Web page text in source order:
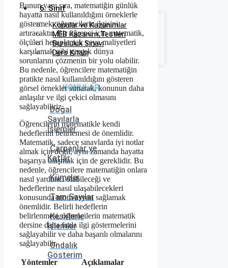
6. Sınıf
Konular ve Kazanımlar
MEB Kazanım Testleri
Bursluluk Sınavı
Ders Kitabı
KONULAR
Doğal
Sayılarla
İşlemler
Çarpanlar ve
Katlar
Kümeler
Tam Sayılar
Kesirlerle
İşlemler
Ondalık
Gösterim
Bunun yanı sıra, matematiğin günlük
hayatta nasıl kullanıldığını örneklerle
göstermek, öğrencilerin ilgisini
artıracaktır. Bir öğrenci için matematik,
ölçüleri hesaplamak veya maliyetleri
karşılamak gibi gerçek dünya
sorunlarını çözmenin bir yolu olabilir.
Bu nedenle, öğrencilere matematiğin
pratikte nasıl kullanıldığını gösteren
görsel örnekler sunarak, konunun daha
anlaşılır ve ilgi çekici olmasını
sağlayabiliriz.
Öğrencilerin matematikle kendi
hedeflerini belirlemesi de önemlidir.
Matematik, sadece sınavlarda iyi notlar
almak için değil, aynı zamanda hayatta
başarıya ulaşmak için de gereklidir. Bu
nedenle, öğrencilere matematiğin onlara
nasıl yardımcı olabileceği ve
hedeflerine nasıl ulaşabilecekleri
konusunda motivasyon sağlamak
önemlidir. Belirli hedeflerin
belirlenmesi, öğrencilerin matematik
dersine daha fazla ilgi göstermelerini
sağlayabilir ve daha başarılı olmalarını
sağlayabilir.
Yöntemler Açıklamalar